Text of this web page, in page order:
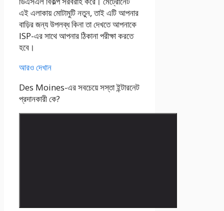
এই এলাকায় মোটামুটি নতুন, তাই এটি আপনার
বাড়ির জন্য উপলব্ধ কিনা তা দেখতে আপনাকে
ISP-এর সাথে আপনার ঠিকানা পরীক্ষা করতে
হবে।
আরও দেখান
Des Moines-এর সবচেয়ে সস্তা ইন্টারনেট
প্রদানকারী কে?